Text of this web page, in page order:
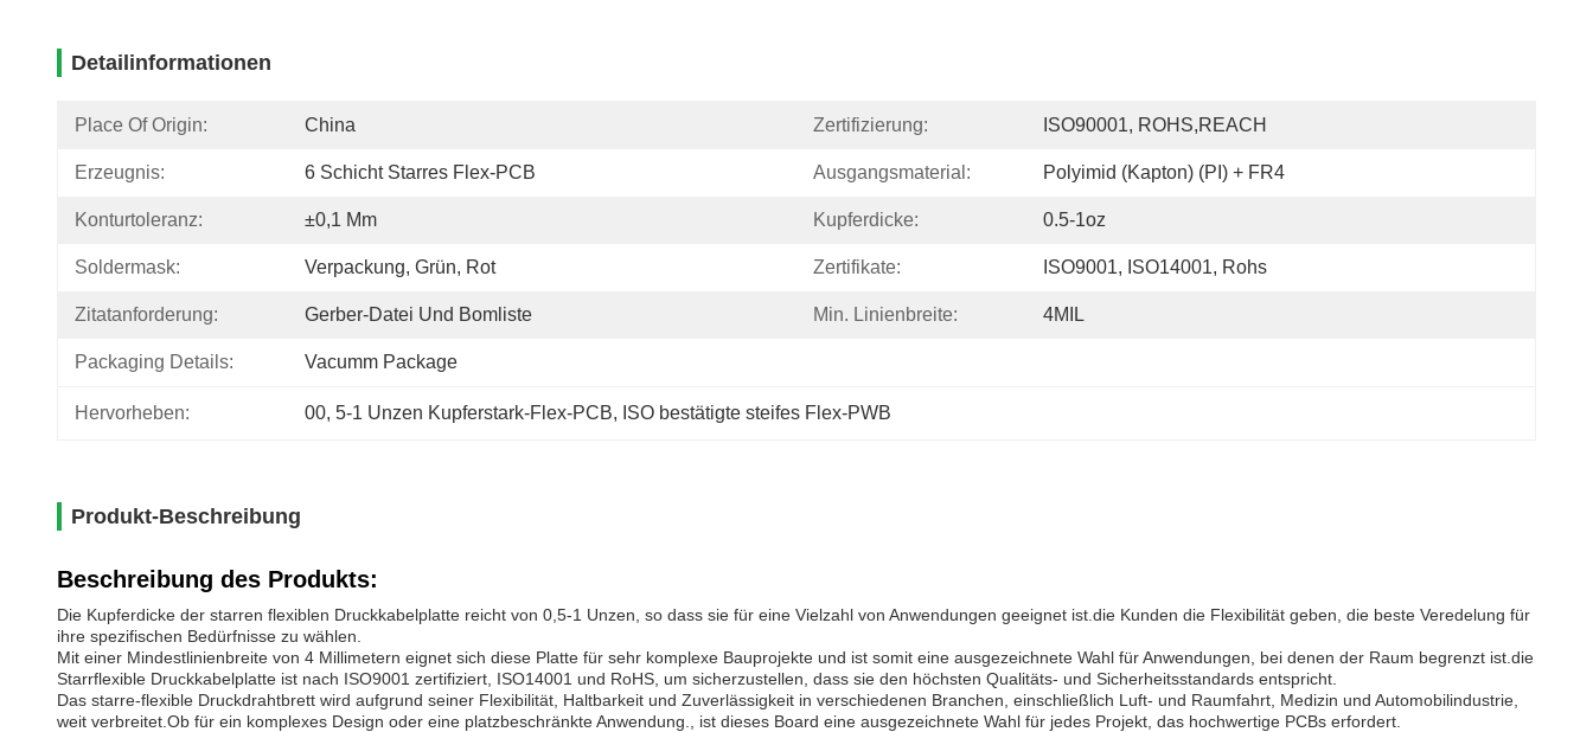
Detailinformationen
Place Of Origin: China Zertifizierung: ISO90001, ROHS,REACH
Erzeugnis: 6 Schicht Starres Flex-PCB Ausgangsmaterial: Polyimid (Kapton) (PI) + FR4
Konturtoleranz: ±0,1 Mm Kupferdicke: 0.5-1oz
Soldermask: Verpackung, Grün, Rot Zertifikate: ISO9001, ISO14001, Rohs
Zitatanforderung: Gerber-Datei Und Bomliste Min. Linienbreite: 4MIL
Packaging Details: Vacumm Package
Hervorheben: 00, 5-1 Unzen Kupferstark-Flex-PCB, ISO bestätigte steifes Flex-PWB
Produkt-Beschreibung
Beschreibung des Produkts:
Die Kupferdicke der starren flexiblen Druckkabelplatte reicht von 0,5-1 Unzen, so dass sie für eine Vielzahl von Anwendungen geeignet ist.die Kunden die Flexibilität geben, die beste Veredelung für
ihre spezifischen Bedürfnisse zu wählen.
Mit einer Mindestlinienbreite von 4 Millimetern eignet sich diese Platte für sehr komplexe Bauprojekte und ist somit eine ausgezeichnete Wahl für Anwendungen, bei denen der Raum begrenzt ist.die
Starrflexible Druckkabelplatte ist nach ISO9001 zertifiziert, ISO14001 und RoHS, um sicherzustellen, dass sie den höchsten Qualitäts- und Sicherheitsstandards entspricht.
Das starre-flexible Druckdrahtbrett wird aufgrund seiner Flexibilität, Haltbarkeit und Zuverlässigkeit in verschiedenen Branchen, einschließlich Luft- und Raumfahrt, Medizin und Automobilindustrie,
weit verbreitet.Ob für ein komplexes Design oder eine platzbeschränkte Anwendung., ist dieses Board eine ausgezeichnete Wahl für jedes Projekt, das hochwertige PCBs erfordert.